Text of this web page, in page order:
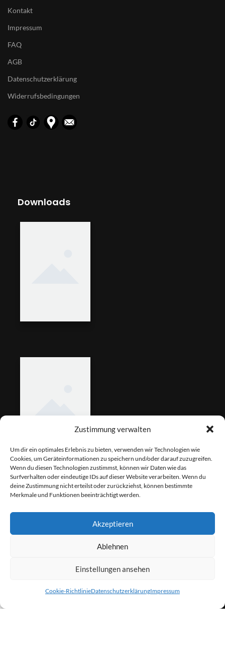
Zustimmung verwalten
Um dir ein optimales Erlebnis zu bieten, verwenden wir Technologien wie
Cookies, um Geräteinformationen zu speichern und/oder darauf zuzugreifen.
Wenn du diesen Technologien zustimmst, können wir Daten wie das
Surfverhalten oder eindeutige IDs auf dieser Website verarbeiten. Wenn du
deine Zustimmung nicht erteilst oder zurückziehst, können bestimmte
Merkmale und Funktionen beeinträchtigt werden.
Akzeptieren
Ablehnen
Einstellungen ansehen
Cookie-RichtlinieDatenschutzerklärungImpressum
Kontakt
Impressum
FAQ
AGB
Datenschutzerklärung
Widerrufsbedingungen
Downloads
Fernwartung